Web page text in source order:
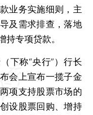
业务实施细则，主
及需求排查，落地
持专项贷款。
称“央行”）行长
会上宣布一揽子金
项支持股票市场的
设股票回购、增持